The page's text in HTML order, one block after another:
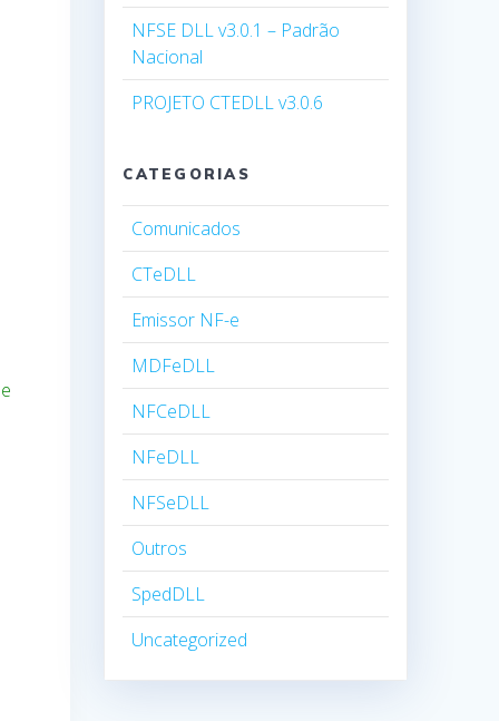
NFSE DLL v3.0.1 – Padrão
Nacional
PROJETO CTEDLL v3.0.6
CATEGORIAS
Comunicados
CTeDLL
Emissor NF-e
MDFeDLL
NFCeDLL
NFeDLL
NFSeDLL
Outros
SpedDLL
Uncategorized